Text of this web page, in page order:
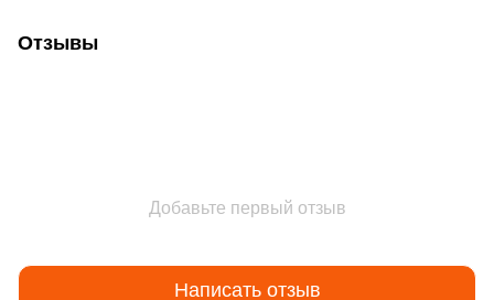
Отзывы
Добавьте первый отзыв
Написать отзыв